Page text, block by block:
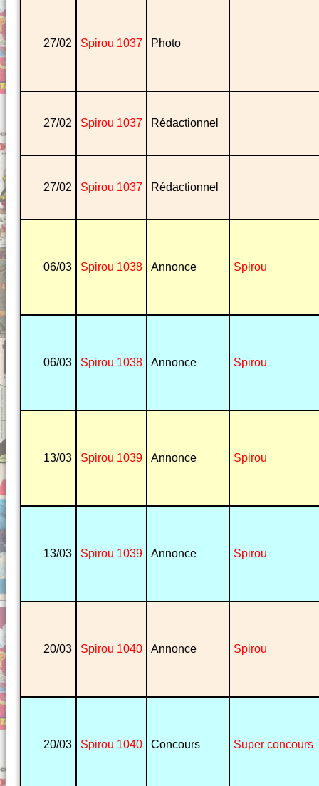
27/02 Spirou 1037 Photo
27/02 Spirou 1037 Rédactionnel
27/02 Spirou 1037 Rédactionnel
06/03 Spirou 1038 Annonce Spirou
06/03 Spirou 1038 Annonce Spirou
13/03 Spirou 1039 Annonce Spirou
13/03 Spirou 1039 Annonce Spirou
20/03 Spirou 1040 Annonce Spirou
20/03 Spirou 1040 Concours Super concours